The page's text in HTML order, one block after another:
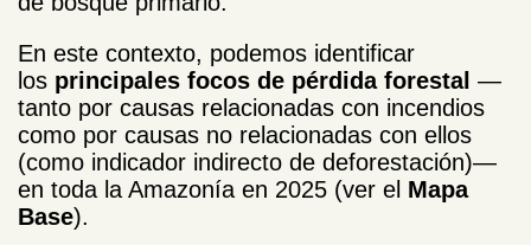
En este contexto, podemos identificar
los principales focos de pérdida forestal —
tanto por causas relacionadas con incendios
como por causas no relacionadas con ellos
(como indicador indirecto de deforestación)—
en toda la Amazonía en 2025 (ver el Mapa
Base).